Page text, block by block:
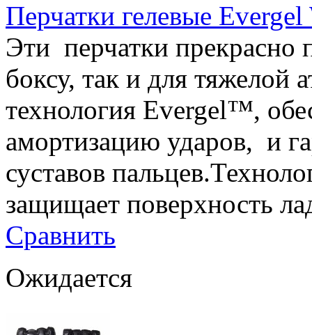
Перчатки гелевые
Эти перчатки прекрасно
боксу, так и для тяжелой
технология Evergel™,
амортизацию ударов, и
суставов
защищает поверхность
Сравнить
Ожидается